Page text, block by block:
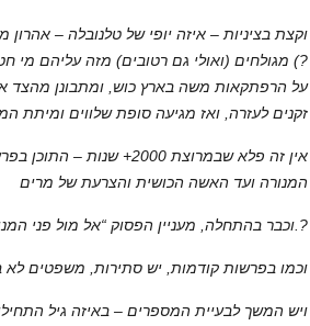
?) מגולחים (ואולי גם רטובים) מזה עליהם
זקנים לעזרה, ואז מגיעה סופת שלווים ומיתת
אין זה פלא שבמרוצת 2000+ שנות – התוכן בפרשה עורר את הדמיון ויצר הרבה מדרשים
המנורה ועד האשה הכושית והצרעת של מרים
וכבר בהתחלה, מעניין הפסוק “אל מול פני המנורה יאירו שבעת (7) הנרות – למה 7 ולא 6.?
וכמו בפרשות קודמות, יש סתירות, משפטים לא